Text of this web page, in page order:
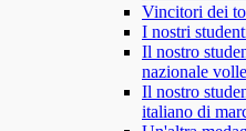
Vincitori dei
I nostri
Il nostro
nazionale
Il nostro
italiano di